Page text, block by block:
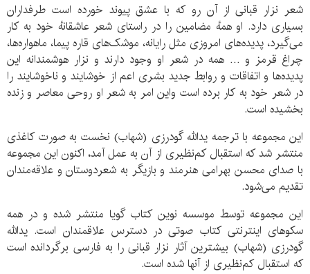
شعر نزار قبانی از آن رو که با عشق پیوند خورده است طرفداران
بسیاری دارد. او همهٔ مضامین را در راستای شعر عاشقانهٔ خود به کار
می‌گیرد، پدیده‌های امروزی مثل رایانه، موشک‌های قاره پیما، ماهواره‌ها،
چراغ قرمز و … همه در شعر او وجود دارند و نزار هوشمندانه این
پدیده‌ها و اتفاقات و روابط جدید بشری اعم از خوشایند و ناخوشایند را
در شعر خود به کار برده است واین امر به شعر او روحی معاصر و زنده
بخشیده است.
این مجموعه با ترجمه یدالله گودرزی (شهاب) نخست به صورت کاغذی
منتشر شد که استقبال کم‌نظیری از آن به عمل آمد، اکنون این مجموعه
با صدای محسن بهرامی هنرمند و بازیگر به شعردوستان و علاقه‌مندان
تقدیم می‌شود.
این مجموعه توسط موسسه نوین کتاب گویا منتشر شده و در همه
سکوهای اینترنتی کتاب صوتی در دسترس علاقمندان است. یدالله
گودرزی (شهاب) بیشترین آثار نزار قبانی را به فارسی برگردانده است
که استقبال کم‌نظیری از آنها شده است.